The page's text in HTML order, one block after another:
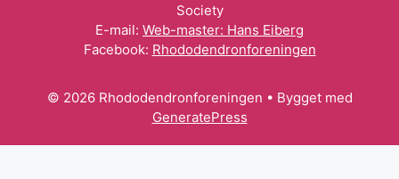
Society
E-mail: Web-master: Hans Eiberg
Facebook: Rhododendronforeningen
© 2026 Rhododendronforeningen • Bygget med
GeneratePress